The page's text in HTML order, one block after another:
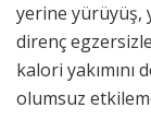
yerine yürüyüş,
direnç
kalori
olumsuz